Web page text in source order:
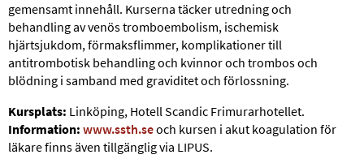
gemensamt innehåll. Kurserna täcker utredning och
behandling av venös tromboembolism, ischemisk
hjärtsjukdom, förmaksflimmer, komplikationer till
antitrombotisk behandling och kvinnor och trombos och
blödning i samband med graviditet och förlossning.
Kursplats: Linköping, Hotell Scandic Frimurarhotellet.
Information: www.ssth.seoch kursen i akut koagulation för
läkare finns även tillgänglig via LIPUS.